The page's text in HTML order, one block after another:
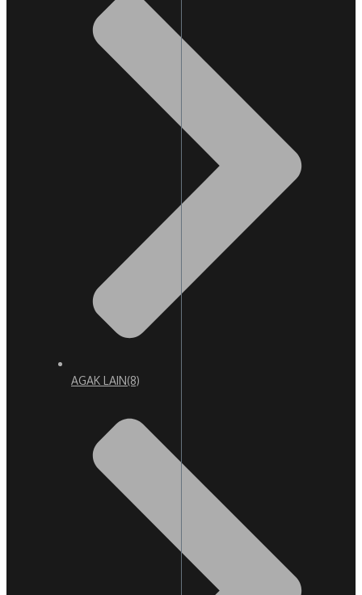
AGAK LAIN(8)